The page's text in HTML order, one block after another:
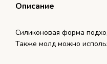
Описание
Силиконовая форма
Также молд можно